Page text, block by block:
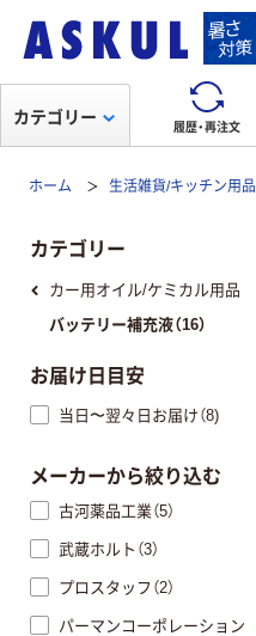
履歴・再注文
カテゴリー
ホーム 生活雑貨/キッチン用品
カテゴリー
カー用オイル/ケミカル用品
バッテリー補充液（16）
お届け日目安
当日〜翌々日お届け（8)
メーカーから絞り込む
古河薬品工業（5）
武蔵ホルト（3）
プロスタッフ（2）
パーマンコーポレーション